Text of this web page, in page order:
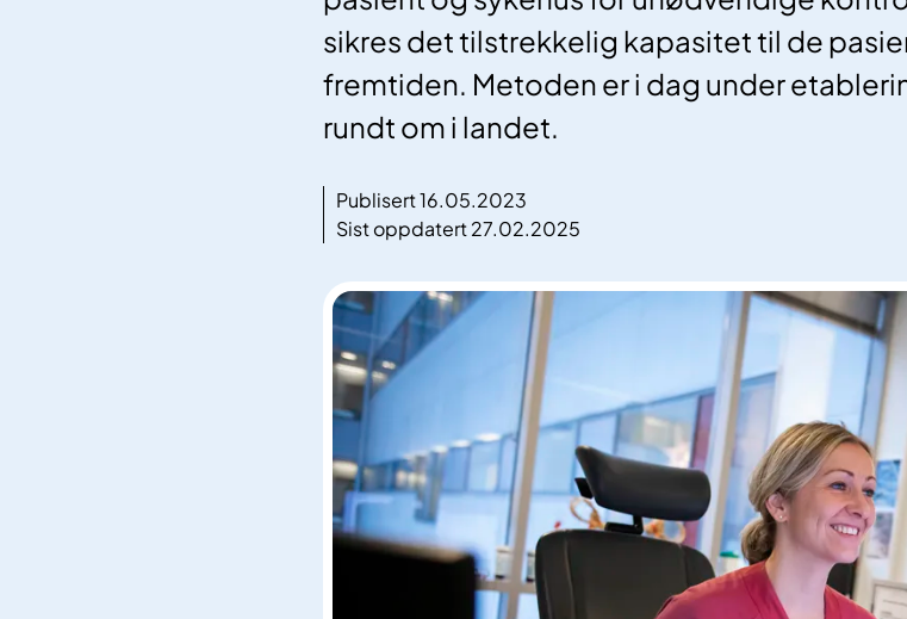
sikres det tilstrekkelig kapasitet til de
fremtiden. Metoden er i dag under
rundt om i landet.
Publisert 16.05.2023
Sist oppdatert 27.02.2025